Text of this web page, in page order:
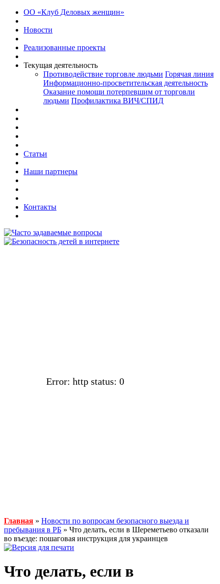
ОО «Клуб Деловых женщин»
Новости
Реализованные проекты
Текущая деятельность
Противодействие торговле людьми Горячая линия
Информационно-просветительская деятельность
Оказание помощи потерпевшим от торговли
людьми Профилактика ВИЧ/СПИД
Статьи
Наши партнеры
Контакты
Error: http status: 0
Главная » Новости по вопросам безопасного выезда и
пребывания в РБ » Что делать, если в Шереметьево отказали
во въезде: пошаговая инструкция для украинцев
Что делать, если в